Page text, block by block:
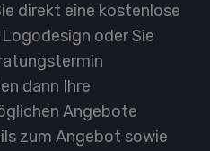
direkt eine kostenlose
oder Sie
dann Ihre
Angebote
zum Angebot sowie